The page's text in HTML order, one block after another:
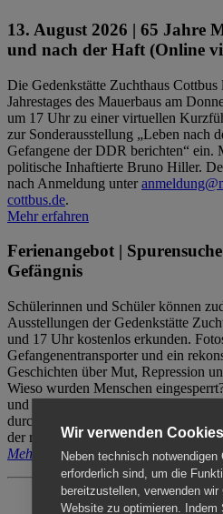
13. August 2026 | 65 Jahre
und nach der Haft (Online
Die Gedenkstätte Zuchthaus Cottbus
Jahrestages des Mauerbaus am
um 17 Uhr zu einer virtuellen
zur Sonderausstellung „Leben nach
Gefangene der DDR berichten“ ein.
politische Inhaftierte Bruno Hiller.
nach Anmeldung unter
cottbus.de.
Mehr erfahren
Ferienangebot |
Gefängnis
Schülerinnen und Schüler können
Ausstellungen der Gedenkstätte
und 17 Uhr kostenlos erkunden.
Gefangenentransporter und ein
Geschichten über Mut, Repression
Wieso wurden Menschen
und nach der Haft? Der Besuch
durch das Menschenrechtszentrum
der reguläre Eintritt (8€ / ermäßigt 5€).
Mehr erfahren
Wir verwenden Cookies
Neben technisch notwendigen
erforderlich sind, um die
bereitzustellen, verwenden
Website zu optimieren. Indem